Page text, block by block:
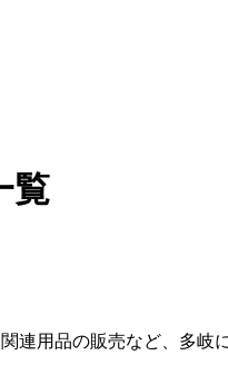
覧
連用品の販売など、多岐